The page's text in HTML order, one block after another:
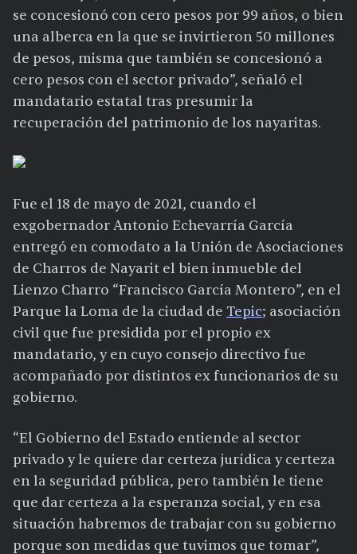
se concesionó con cero pesos por 99 años, o bien
una alberca en la que se invirtieron 50 millones
de pesos, misma que también se concesionó a
cero pesos con el sector privado”, señaló el
mandatario estatal tras presumir la
recuperación del patrimonio de los nayaritas.
Fue el 18 de mayo de 2021, cuando el
exgobernador Antonio Echevarría García
entregó en comodato a la Unión de Asociaciones
de Charros de Nayarit el bien inmueble del
Lienzo Charro “Francisco García Montero”, en el
Parque la Loma de la ciudad de Tepic; asociación
civil que fue presidida por el propio ex
mandatario, y en cuyo consejo directivo fue
acompañado por distintos ex funcionarios de su
gobierno.
“El Gobierno del Estado entiende al sector
privado y le quiere dar certeza jurídica y certeza
en la seguridad pública, pero también le tiene
que dar certeza a la esperanza social, y en esa
situación habremos de trabajar con su gobierno
porque son medidas que tuvimos que tomar”,